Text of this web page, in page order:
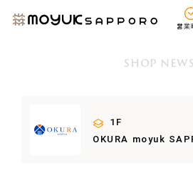
営業
SHOP NEWS
1F
OKURA moyuk